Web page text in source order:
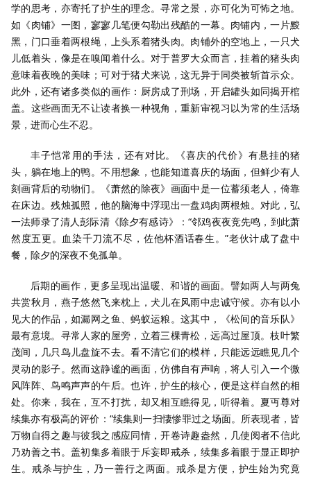
学的思考，亦寄托了护生的理念。寻常之景，亦可化为可怖之地。
如《肉铺》一图，寥寥几笔便勾勒出残酷的一幕。肉铺内，一片黢
黑，门口垂着两根绳，上头系着猪头肉。肉铺外的空地上，一只犬
儿低着头，像是在嗅闻着什么。对于普罗大众而言，挂着的猪头肉
意味着夜晚的美味；可对于猪犬来说，这无异于同类被斩首示众。
此外，还有诸多类似的画作：厨房成了刑场，开启罐头如同揭开棺
盖。这些画面无不让读者换一种视角，重新审视习以为常的生活场
景，进而心生不忍。
丰子恺常用的手法，还有对比。《喜庆的代价》有悬挂的猪
头，躺在地上的鸭。不用想象，也能知道喜庆的场面，但鲜少有人
刻画背后的动物们。《萧然的除夜》画面中是一位蓄须老人，倚靠
在床边。残烛孤照，他的脑海中浮现出一盘鸡肉两根烛。对此，弘
一法师录了清人彭际清《除夕有感诗》：“邻鸡夜夜竞先鸣，到此萧
然度五更。血染千刀流不尽，佐他杯酒话春生。”老伙计成了盘中
餐，除夕的深夜不免孤单。
后期的画作，更多呈现出温暖、和谐的画面。譬如两人与两兔
共赏秋月，燕子悠然飞来枕上，犬儿在风雨中忠诚守候。亦有以小
见大的作品，如漏网之鱼、蚂蚁运粮。这其中，《松间的音乐队》
最有意境。寻常人家的屋旁，立着三棵青松，远高过屋顶。枝叶繁
茂间，几只鸟儿盘旋不去。看不清它们的模样，只能远远瞧见几个
灵动的影子。然而这静谧的画面，仿佛自有声响，将人引入一个微
风阵阵、鸟鸣声声的午后。也许，护生的核心，便是这样自然的相
处。你来，我在，互不打扰，却又相互瞧得见，听得着。夏丏尊对
续集亦有极高的评价：“续集则一扫悽惨罪过之场面。所表现者，皆
万物自得之趣与彼我之感应同情，开卷诗趣盎然，几使阅者不信此
乃劝善之书。盖初集多着眼于斥妄即戒杀，续集多着眼于显正即护
生。戒杀与护生，乃一善行之两面。戒杀是方便，护生始为究竟